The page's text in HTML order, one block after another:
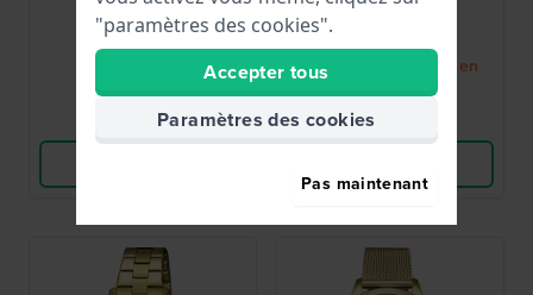
149,00 €
Comparer
● Bientôt de retour en
Comparer
"paramètres des cookies".
Accepter tous
Paramètres des cookies
Pas maintenant